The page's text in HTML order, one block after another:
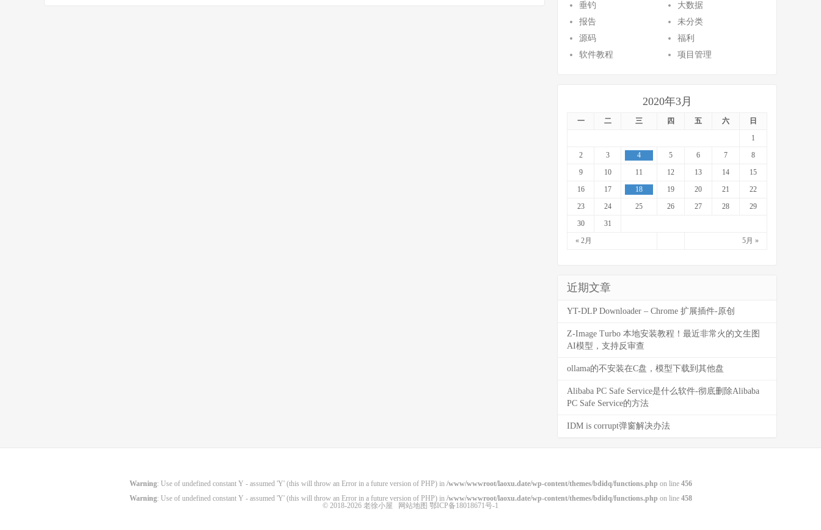
垂钓
大数据
报告
未分类
源码
福利
软件教程
项目管理
2020年3月
一 二 三 四 五 六 日
« 2月 5月 »
1
2
3 4 5 6 7
8
9
10 11 12 13 14
15
16
17 18 19 20 21
22
23
24 25 26 27 28
29
30
31
近期文章
YT-DLP Downloader – Chrome 扩展插件-原创
Z-Image Turbo 本地安装教程！最近非常火的文生图
AI模型，支持反审查
ollama的不安装在C盘，模型下载到其他盘
Alibaba PC Safe Service是什么软件-彻底删除Alibaba
PC Safe Service的方法
IDM is corrupt弹窗解决办法
Warning: Use of undefined constant Y - assumed 'Y' (this will throw an Error in a future version of PHP) in /www/wwwroot/laoxu.date/wp-content/themes/bdidq/functions.php on line 456
Warning: Use of undefined constant Y - assumed 'Y' (this will throw an Error in a future version of PHP) in /www/wwwroot/laoxu.date/wp-content/themes/bdidq/functions.php on line 458
© 2018-2026 老徐小屋 网站地图 鄂ICP备18018671号-1